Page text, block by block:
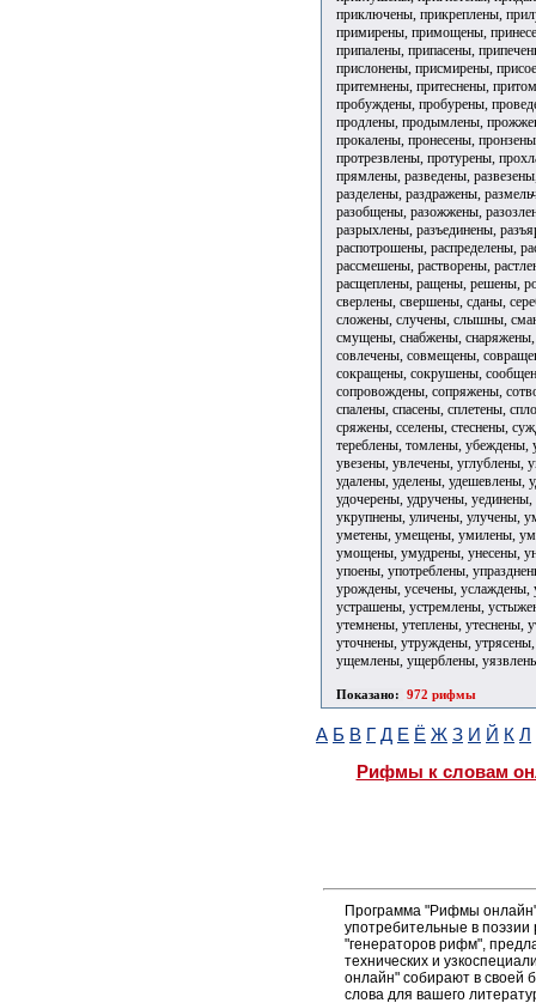
приключены, прикреплены,
примирены, примощены,
припалены, припасены,
прислонены, присмирены,
притемнены, притеснены,
пробуждены, пробурены,
продлены, продымлены,
прокалены, пронесены,
протрезвлены, протурены,
прямлены, разведены,
разделены, раздражены,
разобщены, разожжены,
разрыхлены, разъединены,
распотрошены, распределены,
рассмешены, растворены,
расщеплены, ращены, решены,
сверлены, свершены, сданы,
сложены, случены, слышны,
смущены, снабжены,
совлечены, совмещены,
сокращены, сокрушены,
сопровождены, сопряжены,
спалены, спасены, сплетены,
сряжены, сселены, стеснены,
тереблены, томлены, убеждены,
увезены, увлечены, углублены,
удалены, уделены, удешевлены,
удочерены, удручены,
укрупнены, уличены, улучены,
уметены, умещены, умилены,
умощены, умудрены, унесены,
упоены, употреблены,
урождены, усечены,
устрашены, устремлены,
утемнены, утеплены, утеснены,
уточнены, утруждены,
ущемлены, ущерблены,
Показано: 972 рифмы
А Б В Г Д Е Ё Ж З И Й К Л
Рифмы к словам
Программа "Рифмы
употребительные в
"генераторов рифм",
технических и
онлайн" собирают в своей
слова для вашего